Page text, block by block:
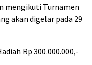
mengikuti Turnamen
akan digelar pada 29
Rp 300.000.000,-